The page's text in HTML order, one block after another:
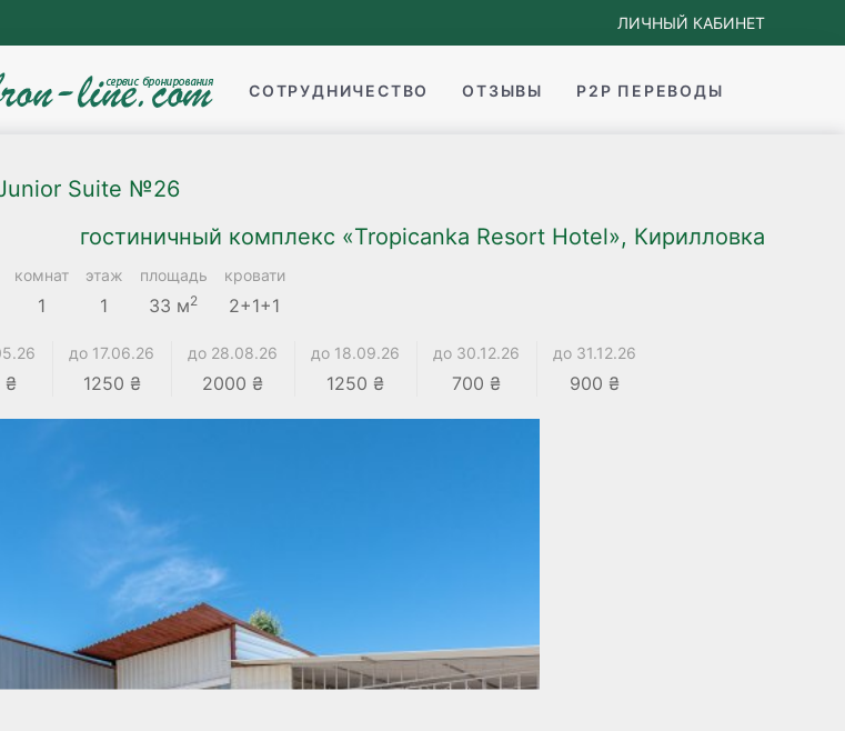
ЛИЧНЫЙ КАБИНЕТ
СОТРУДНИЧЕСТВО ОТЗЫВЫ P2P ПЕРЕВОДЫ
Suite №26
гостиничный комплекс «Tropicanka Resort Hotel», Кирилловка
комнат
1
этаж
1
площадь
33 м2
кровати
2+1+1
₴
до 17.06.26
1250 ₴
до 28.08.26
2000 ₴
до 18.09.26
1250 ₴
до 30.12.26
700 ₴
до 31.12.26
900 ₴